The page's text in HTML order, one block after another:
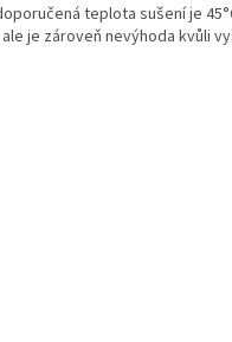
teplota sušení je
je zároveň nevýhoda kvůli